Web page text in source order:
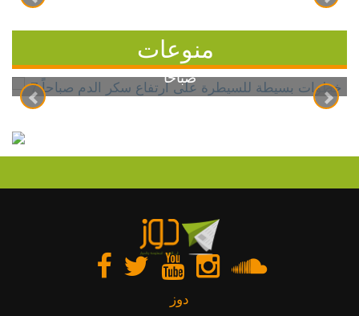
منوعات
7 خطوات بسيطة للسيطرة على ارتفاع سكر الدم
صباحاً
دوز